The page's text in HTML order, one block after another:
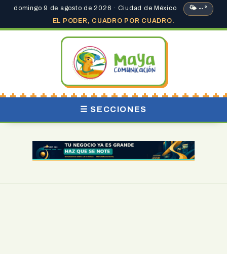
domingo 9 de agosto de 2026 · Ciudad de México
🌤 --°
EL PODER, CUADRO POR CUADRO.
☰ SECCIONES